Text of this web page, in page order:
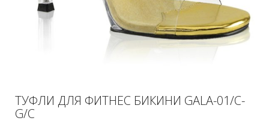
ТУФЛИ ДЛЯ ФИТНЕС БИКИНИ GALA-01/C-
G/C